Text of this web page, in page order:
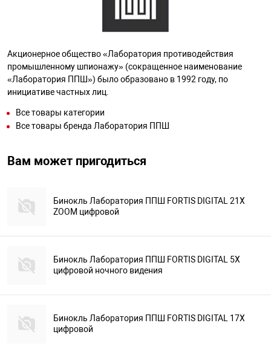
Акционерное общество «Лаборатория противодействия
промышленному шпионажу» (сокращенное наименование
«Лаборатория ППШ») было образовано в 1992 году, по
инициативе частных лиц.
Все товары категории
Все товары бренда Лаборатория ППШ
Вам может пригодиться
Бинокль Лаборатория ППШ FORTIS DIGITAL 21X
ZOOM цифровой
Бинокль Лаборатория ППШ FORTIS DIGITAL 5X
цифровой ночного видения
Бинокль Лаборатория ППШ FORTIS DIGITAL 17X
цифровой